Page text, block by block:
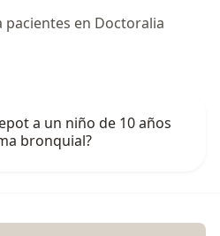
pacientes en Doctoralia
a un niño de 10 años
bronquial?